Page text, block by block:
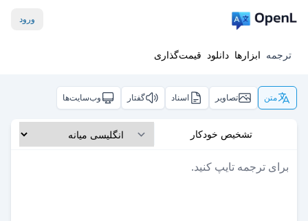
ورود
ترجمه ابزارها دانلود قیمت‌گذاری
متن تصاویر اسناد گفتار وب‌سایت‌ها
تشخیص خودکار